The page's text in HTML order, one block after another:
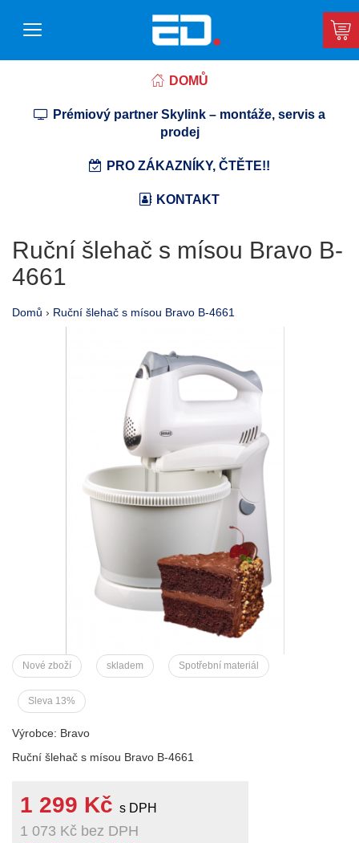
DOMŮ
Prémiový partner Skylink – montáže, servis a
prodej
PRO ZÁKAZNÍKY, ČTĚTE!!
KONTAKT
Ruční šlehač s mísou Bravo B-
4661
Domů › Ruční šlehač s mísou Bravo B-4661
Nové zboží skladem Spotřební materiál
Sleva 13%
Výrobce: Bravo
Ruční šlehač s mísou Bravo B-4661
1 299 Kč s DPH
1 073 Kč bez DPH